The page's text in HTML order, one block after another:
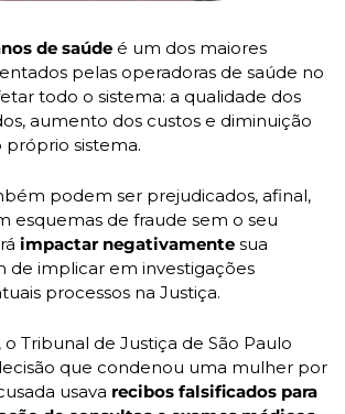
de saúde é um dos maiores
pelas operadoras de saúde no
todo o sistema: a qualidade dos
aumento dos custos e diminuição
próprio sistema.
podem ser prejudicados, afinal,
esquemas de fraude sem o seu
impactar negativamente sua
de implicar em investigações
processos na Justiça.
Tribunal de Justiça de São Paulo
que condenou uma mulher por
usava recibos falsificados para